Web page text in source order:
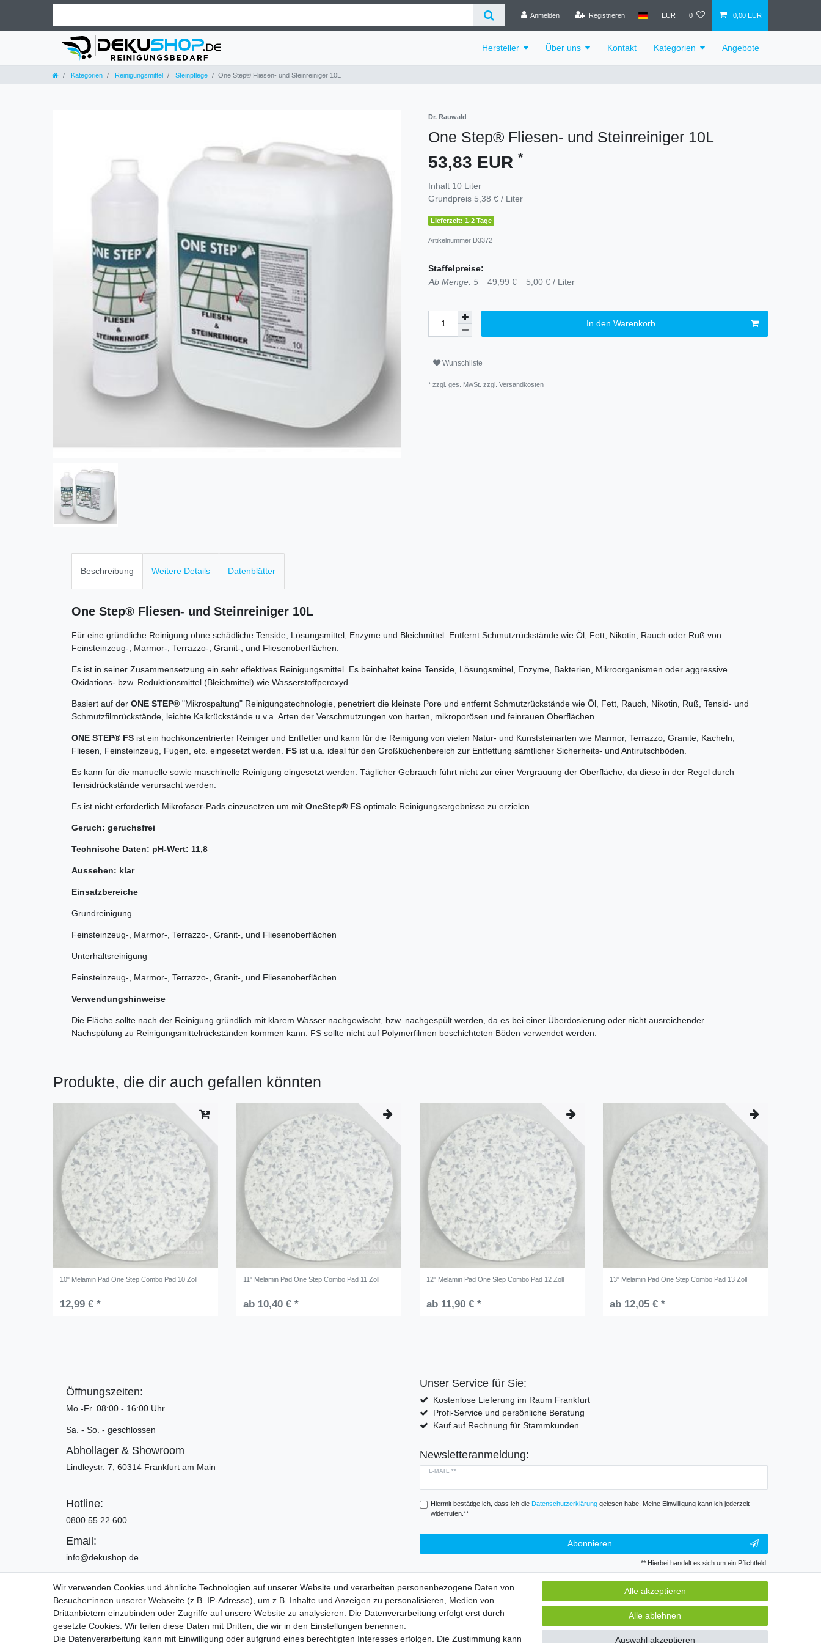
Anmelden Registrieren EUR 0 0,00 EUR
Hersteller Über uns Kontakt Kategorien Angebote
Kategorien Reinigungsmittel Steinpflege One Step® Fliesen- und Steinreiniger 10L
Dr. Rauwald
One Step® Fliesen- und Steinreiniger 10L
53,83 EUR *
Inhalt 10 Liter
Grundpreis 5,38 € / Liter
Lieferzeit: 1-2 Tage
Artikelnummer D3372
Staffelpreise:
Ab Menge: 5
49,99 € 5,00 € / Liter
In den Warenkorb
Wunschliste
* zzgl. ges. MwSt. zzgl. Versandkosten
Beschreibung Weitere Details Datenblätter
One Step® Fliesen- und Steinreiniger 10L
Für eine gründliche Reinigung ohne schädliche Tenside, Lösungsmittel, Enzyme und Bleichmittel. Entfernt Schmutzrückstände wie Öl, Fett, Nikotin, Rauch oder Ruß von
Feinsteinzeug-, Marmor-, Terrazzo-, Granit-, und Fliesenoberflächen.
Es ist in seiner Zusammensetzung ein sehr effektives Reinigungsmittel. Es beinhaltet keine Tenside, Lösungsmittel, Enzyme, Bakterien, Mikroorganismen oder aggressive
Oxidations- bzw. Reduktionsmittel (Bleichmittel) wie Wasserstoffperoxyd.
Basiert auf der ONE STEP® "Mikrospaltung" Reinigungstechnologie, penetriert die kleinste Pore und entfernt Schmutzrückstände wie Öl, Fett, Rauch, Nikotin, Ruß, Tensid- und
Schmutzfilmrückstände, leichte Kalkrückstände u.v.a. Arten der Verschmutzungen von harten, mikroporösen und feinrauen Oberflächen.
ONE STEP® FS ist ein hochkonzentrierter Reiniger und Entfetter und kann für die Reinigung von vielen Natur- und Kunststeinarten wie Marmor, Terrazzo, Granite, Kacheln,
Fliesen, Feinsteinzeug, Fugen, etc. eingesetzt werden. FS ist u.a. ideal für den Großküchenbereich zur Entfettung sämtlicher Sicherheits- und Antirutschböden.
Es kann für die manuelle sowie maschinelle Reinigung eingesetzt werden. Täglicher Gebrauch führt nicht zur einer Vergrauung der Oberfläche, da diese in der Regel durch
Tensidrückstände verursacht werden.
Es ist nicht erforderlich Mikrofaser-Pads einzusetzen um mit OneStep® FS optimale Reinigungsergebnisse zu erzielen.
Geruch: geruchsfrei
Technische Daten: pH-Wert: 11,8
Aussehen: klar
Einsatzbereiche
Grundreinigung
Feinsteinzeug-, Marmor-, Terrazzo-, Granit-, und Fliesenoberflächen
Unterhaltsreinigung
Feinsteinzeug-, Marmor-, Terrazzo-, Granit-, und Fliesenoberflächen
Verwendungshinweise
Die Fläche sollte nach der Reinigung gründlich mit klarem Wasser nachgewischt, bzw. nachgespült werden, da es bei einer Überdosierung oder nicht ausreichender
Nachspülung zu Reinigungsmittelrückständen kommen kann. FS sollte nicht auf Polymerfilmen beschichteten Böden verwendet werden.
Produkte, die dir auch gefallen könnten
10" Melamin Pad One Step Combo Pad 10 Zoll
12,99 € *
11" Melamin Pad One Step Combo Pad 11 Zoll
ab 10,40 € *
12" Melamin Pad One Step Combo Pad 12 Zoll
ab 11,90 € *
13" Melamin Pad One Step Combo Pad 13 Zoll
ab 12,05 € *
Öffnungszeiten:
Mo.-Fr. 08:00 - 16:00 Uhr
Sa. - So. - geschlossen
Abhollager & Showroom
Lindleystr. 7, 60314 Frankfurt am Main
Hotline:
0800 55 22 600
Email:
info@dekushop.de
Unser Service für Sie:
Kostenlose Lieferung im Raum Frankfurt
Profi-Service und persönliche Beratung
Kauf auf Rechnung für Stammkunden
Newsletteranmeldung:
E-MAIL **
Hiermit bestätige ich, dass ich die Daten­schutz­erklärunggelesen habe. Meine Einwilligung kann ich jederzeit
widerrufen.**
Abonnieren
** Hierbei handelt es sich um ein Pflichtfeld.
Widerrufs­recht Widerrufs­formular Impressum Daten­schutz­erklärung AGB Kontakt
Wir verwenden Cookies und ähnliche Technologien auf unserer Website und verarbeiten personenbezogene Daten von
Besucher:innen unserer Webseite (z.B. IP-Adresse), um z.B. Inhalte und Anzeigen zu personalisieren, Medien von
Drittanbietern einzubinden oder Zugriffe auf unsere Website zu analysieren. Die Datenverarbeitung erfolgt erst durch
gesetzte Cookies. Wir teilen diese Daten mit Dritten, die wir in den Einstellungen benennen.
Die Datenverarbeitung kann mit Einwilligung oder aufgrund eines berechtigten Interesses erfolgen. Die Zustimmung kann
Alle akzeptieren
Alle ablehnen
Auswahl akzeptieren